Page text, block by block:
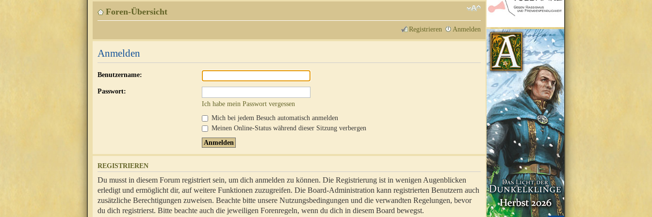
Foren-Übersicht
Registrieren Anmelden
Anmelden
Benutzername:
Passwort:
Ich habe mein Passwort vergessen
Mich bei jedem Besuch automatisch anmelden
Meinen Online-Status während dieser Sitzung verbergen
REGISTRIEREN
Du musst in diesem Forum registriert sein, um dich anmelden zu können. Die Registrierung ist in wenigen Augenblicken
erledigt und ermöglicht dir, auf weitere Funktionen zuzugreifen. Die Board-Administration kann registrierten Benutzern auch
zusätzliche Berechtigungen zuweisen. Beachte bitte unsere Nutzungsbedingungen und die verwandten Regelungen, bevor
du dich registrierst. Bitte beachte auch die jeweiligen Forenregeln, wenn du dich in diesem Board bewegst.